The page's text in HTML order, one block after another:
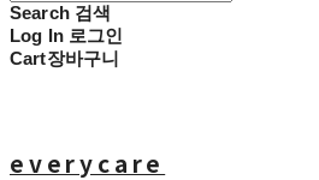
Search 검색
Log In 로그인
Cart장바구니
everycare